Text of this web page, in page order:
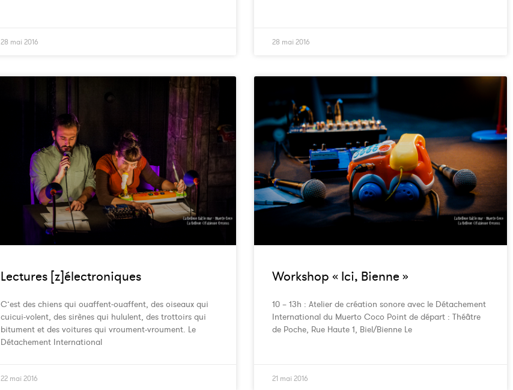
28 mai 2016 28 mai 2016
Lectures [z]électroniques
C’est des chiens qui ouaffent‐ouaffent, des oiseaux qui
cuicui-volent, des sirènes qui hululent, des trottoirs qui
bitument et des voitures qui vroument-vroument. Le
Détachement International
22 mai 2016
Workshop « Ici, Bienne »
10 – 13h : Atelier de création sonore avec le Détachement
International du Muerto Coco Point de départ : Théâtre
de Poche, Rue Haute 1, Biel/Bienne Le
21 mai 2016